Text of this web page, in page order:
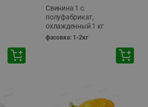
Свинина 1 с.
полуфабрикат,
охлажденный 1 кг
фасовка: 1-2кг